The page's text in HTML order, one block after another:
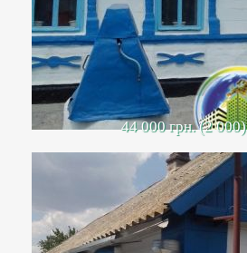
44 000 грн. (2 000)